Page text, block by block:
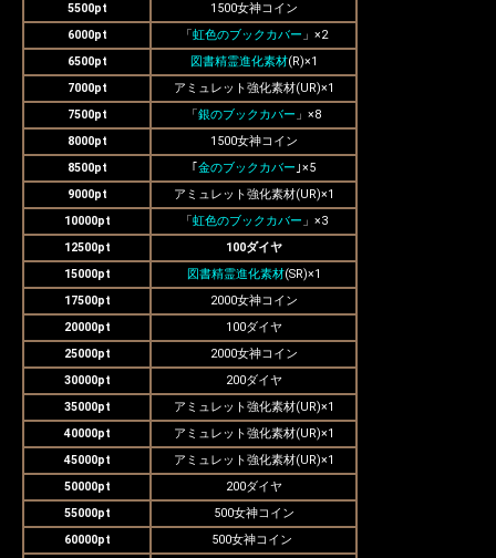
5500pt
1500女神コイン
6000pt
「虹色のブックカバー 」×2
6500pt
図書精霊進化素材(R)×1
7000pt
アミュレット強化素材(UR)×1
7500pt
「銀のブックカバー 」×8
8000pt
1500女神コイン
8500pt
｢金のブックカバー ｣×5
9000pt
アミュレット強化素材(UR)×1
10000pt
「虹色のブックカバー 」×3
12500pt
100ダイヤ
15000pt
図書精霊進化素材(SR)×1
17500pt
2000女神コイン
20000pt
100ダイヤ
25000pt
2000女神コイン
30000pt
200ダイヤ
35000pt
アミュレット強化素材(UR)×1
40000pt
アミュレット強化素材(UR)×1
45000pt
アミュレット強化素材(UR)×1
50000pt
200ダイヤ
55000pt
500女神コイン
60000pt
500女神コイン